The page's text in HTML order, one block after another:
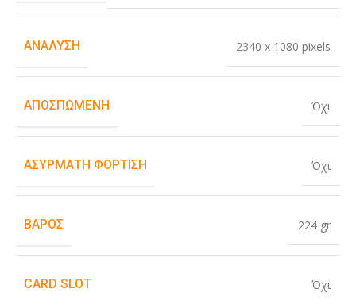
ΑΝΆΛΥΣΗ 2340 x 1080 pixels
ΑΠΟΣΠΏΜΕΝΗ Όχι
ΑΣΎΡΜΑΤΗ ΦΌΡΤΙΣΗ Όχι
ΒΆΡΟΣ 224 gr
CARD SLOT Όχι